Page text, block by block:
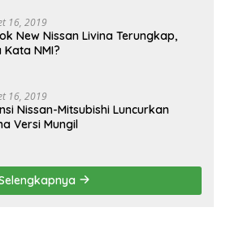
16, 2019
New Nissan Livina Terungkap,
Kata NMI?
16, 2019
Nissan-Mitsubishi Luncurkan
Versi Mungil